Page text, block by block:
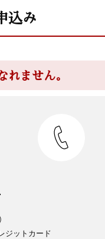
込み
れません。
ジットカード